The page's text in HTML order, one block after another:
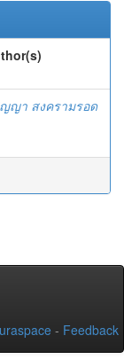
ญา สงครามรอด
- Feedback